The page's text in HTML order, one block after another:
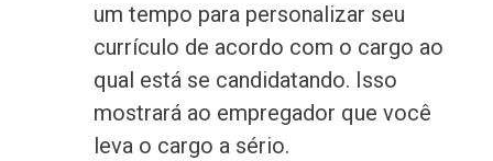
um tempo para personalizar seu
currículo de acordo com o cargo ao
qual está se candidatando. Isso
mostrará ao empregador que você
leva o cargo a sério.